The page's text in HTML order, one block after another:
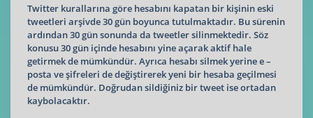
Twitter kurallarına göre hesabını kapatan bir kişinin eski
tweetleri arşivde 30 gün boyunca tutulmaktadır. Bu sürenin
ardından 30 gün sonunda da tweetler silinmektedir. Söz
konusu 30 gün içinde hesabını yine açarak aktif hale
getirmek de mümkündür. Ayrıca hesabı silmek yerine e –
posta ve şifreleri de değiştirerek yeni bir hesaba geçilmesi
de mümkündür. Doğrudan sildiğiniz bir tweet ise ortadan
kaybolacaktır.